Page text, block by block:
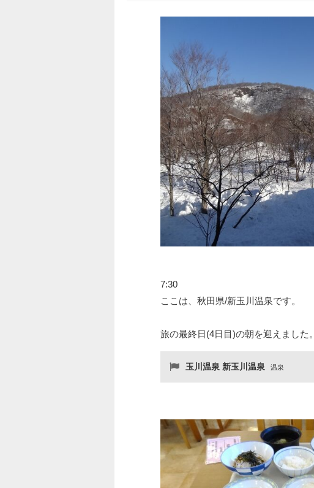
7:30
ここは、秋田県/新玉川温泉です。
旅の最終日(4日目)の朝を迎えました。
玉川温泉 新玉川温泉 温泉